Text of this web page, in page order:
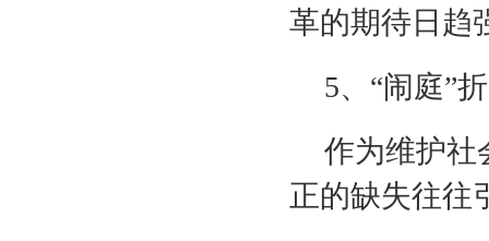
革的期待日趋
5、“闹庭”
作为维护社
正的缺失往往